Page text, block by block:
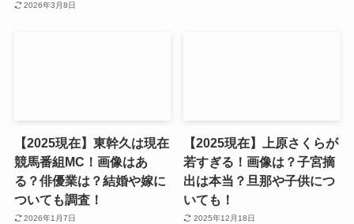
2026年3月8日
【2025現在】東幹久は現在
競馬番組MC！画像はあ
る？俳優業は？結婚や嫁に
ついても調査！
2026年1月7日
【2025現在】上原さくらが
若すぎる！画像は？子宮摘
出は本当？旦那や子供につ
いても！
2025年12月18日